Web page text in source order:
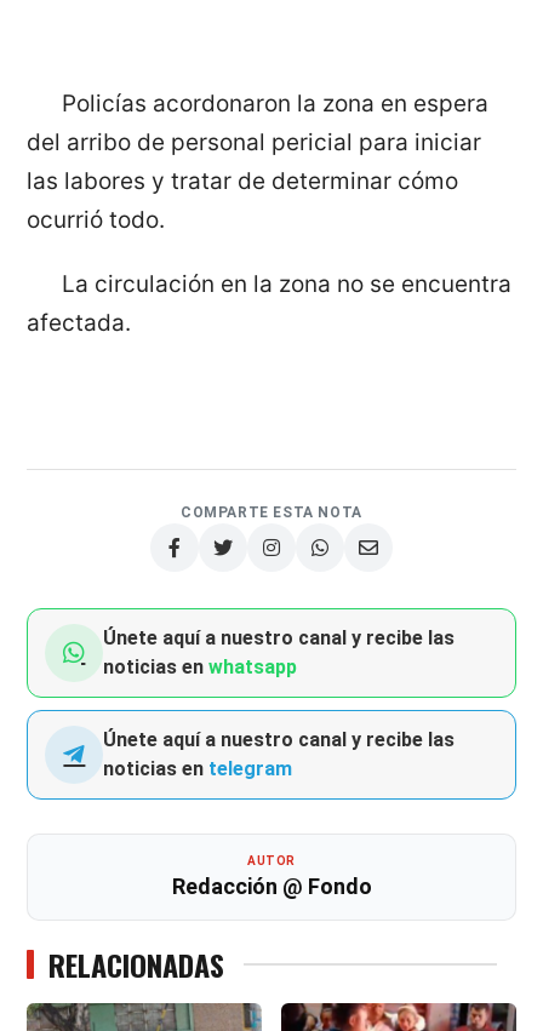
Policías acordonaron la zona en espera
del arribo de personal pericial para iniciar
las labores y tratar de determinar cómo
ocurrió todo.
La circulación en la zona no se encuentra
afectada.
COMPARTE ESTA NOTA
Únete aquí a nuestro canal y recibe las
noticias enwhatsapp
Únete aquí a nuestro canal y recibe las
noticias en telegram
AUTOR
Redacción @ Fondo
RELACIONADAS